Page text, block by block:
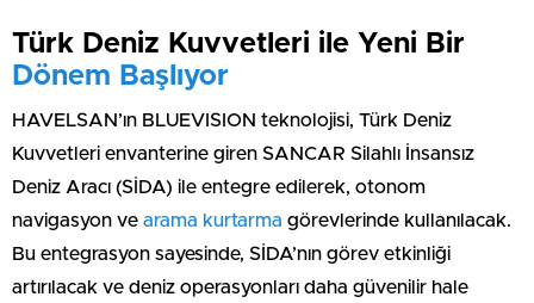
Türk Deniz Kuvvetleri ile Yeni Bir
Dönem Başlıyor
HAVELSAN’ın BLUEVISION teknolojisi, Türk Deniz
Kuvvetleri envanterine giren SANCAR Silahlı İnsansız
Deniz Aracı (SİDA) ile entegre edilerek, otonom
navigasyon ve arama kurtarma görevlerinde kullanılacak.
Bu entegrasyon sayesinde, SİDA’nın görev etkinliği
artırılacak ve deniz operasyonları daha güvenilir hale